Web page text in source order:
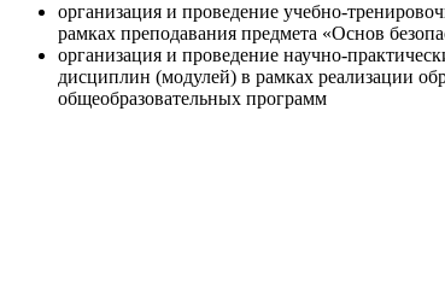
организация и проведение учебно-
рамках преподавания предмета «Основ
организация и проведение научно-
дисциплин (модулей) в рамках реализации
общеобразовательных программ